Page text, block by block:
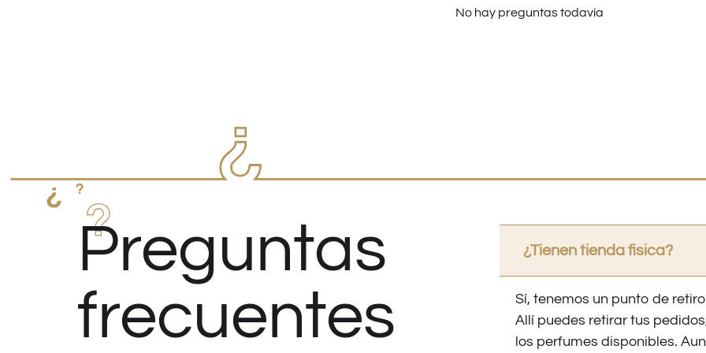
No hay preguntas todavía
Preguntas
frecuentes
¿Tienen tienda fisica?
Sí, tenemos un punto de
Allí puedes retirar tus
los perfumes disponibles.